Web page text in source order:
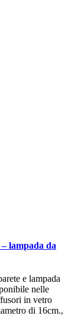
lampada da
e lampada
nelle
in vetro
di 16cm.,